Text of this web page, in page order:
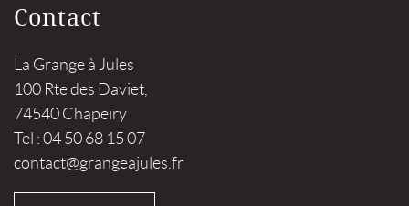
Contact
La Grange à Jules
100 Rte des Daviet,
74540 Chapeiry
Tel : 04 50 68 15 07
contact@grangeajules.fr